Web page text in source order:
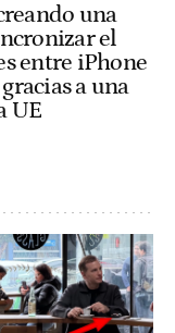
una
el
entre iPhone
a una
UE